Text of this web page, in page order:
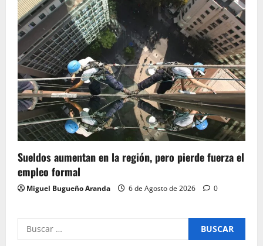
Sueldos aumentan en la región, pero pierde fuerza el
empleo formal
Miguel Bugueño Aranda 6 de Agosto de 2026 0
Buscar
por: